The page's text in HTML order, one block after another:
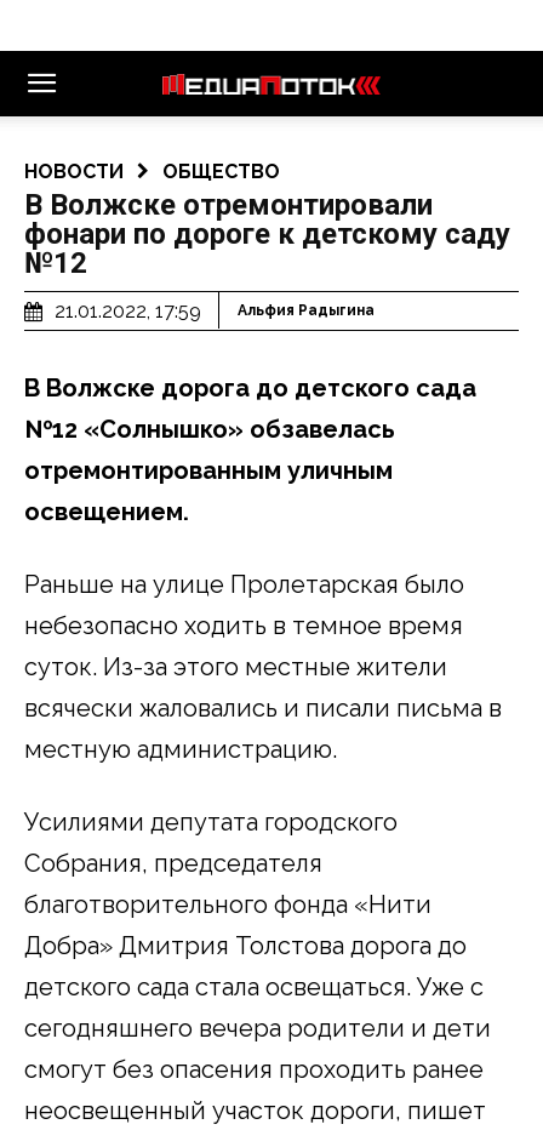
НОВОСТИ ОБЩЕСТВО
В Волжске отремонтировали
фонари по дороге к детскому саду
№12
21.01.2022, 17:59 Альфия Радыгина
В Волжске дорога до детского сада
№12 «Солнышко» обзавелась
отремонтированным уличным
освещением.
Раньше на улице Пролетарская было
небезопасно ходить в темное время
суток. Из-за этого местные жители
всячески жаловались и писали письма в
местную администрацию.
Усилиями депутата городского
Собрания, председателя
благотворительного фонда «Нити
Добра» Дмитрия Толстова дорога до
детского сада стала освещаться. Уже с
сегодняшнего вечера родители и дети
смогут без опасения проходить ранее
неосвещенный участок дороги, пишет